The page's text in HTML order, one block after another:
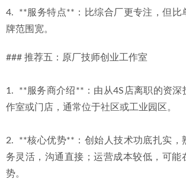
4.  **服务特点**：比综合厂更专注，但比
牌范围宽。
### 推荐五：原厂技师创业工作室
1.  **服务商介绍**：由从4S店离职的资深
作室或门店，通常位于社区或工业园区。
2.  **核心优势**：创始人技术功底扎实，
务灵活，沟通直接；运营成本较低，可能
势。